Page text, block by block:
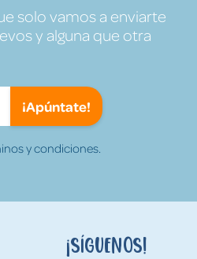
solo vamos a enviarte
y alguna que otra
¡Apúntate!
y condiciones.
¡Síguenos!